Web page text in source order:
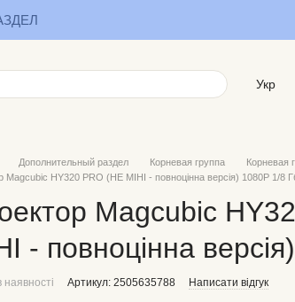
Укр
Дополнительный раздел Корневая группа
Корневая
Magcubic HY320 PRO (НЕ МІНІ - повноцінна версія) 1080P 1/8
Magcubic
- повноцінна
Артикул: 2505635788 Написати відгук